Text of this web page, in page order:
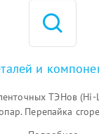
и
ТЭНов
Перепайка